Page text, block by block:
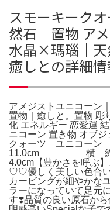
スモーキーク
然石 置物 ア
水晶×瑪瑙｜天
癒しとの詳細
アメジストユニコーン
置物｜癒しと。置物 彫
化 エネルギー 恋愛運
ニコーン 置き物 オブ
クォーツ ユニコー
11.0cm 横
4.0cm【豊かさを呼ぶ
♡♡優しく美しい色合
カービングが細やかな
ラーになっていて足元
す❣️品質の良い原石か